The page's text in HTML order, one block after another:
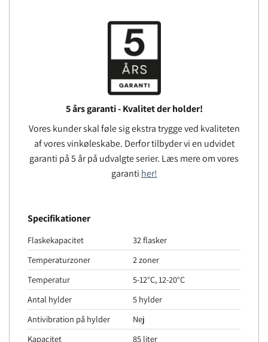
5 års garanti - Kvalitet der holder!
Vores kunder skal føle sig ekstra trygge ved kvaliteten
af ​​vores vinkøleskabe. Derfor tilbyder vi en udvidet
garanti på 5 år på udvalgte serier. Læs mere om vores
garanti her!
Specifikationer
Flaskekapacitet
32 flasker
Temperaturzoner
2 zoner
Temperatur
5-12°C, 12-20°C
Antal hylder
5 hylder
Antivibration på hylder
Nej
Kapacitet
85 liter